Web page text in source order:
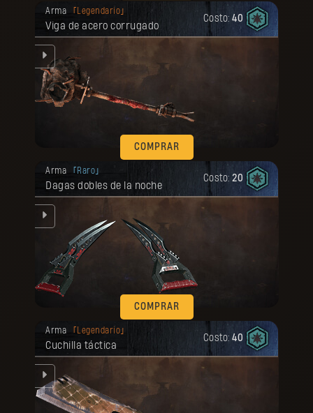
Arma Legendario
Viga de acero corrugado
Costo: 40
COMPRAR
Tu recompensa se desbloqueó.
Arma Raro
Dagas dobles de la noche
Costo: 20
COMPRAR
Tu recompensa se desbloqueó.
Arma Legendario
Cuchilla táctica
Costo: 40
Tu recompensa se desbloqueó.